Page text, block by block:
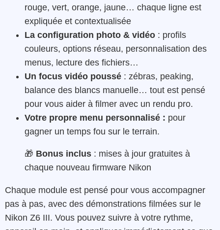
rouge, vert, orange, jaune… chaque ligne est
expliquée et contextualisée
La configuration photo & vidéo : profils
couleurs, options réseau, personnalisation des
menus, lecture des fichiers…
Un focus vidéo poussé : zébras, peaking,
balance des blancs manuelle… tout est pensé
pour vous aider à filmer avec un rendu pro.
Votre propre menu personnalisé : pour
gagner un temps fou sur le terrain.
🎁 Bonus inclus : mises à jour gratuites à
chaque nouveau firmware Nikon
Chaque module est pensé pour vous accompagner
pas à pas, avec des démonstrations filmées sur le
Nikon Z6 III. Vous pouvez suivre à votre rythme,